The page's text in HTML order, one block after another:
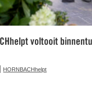
voltooit
HORNBACHhelpt